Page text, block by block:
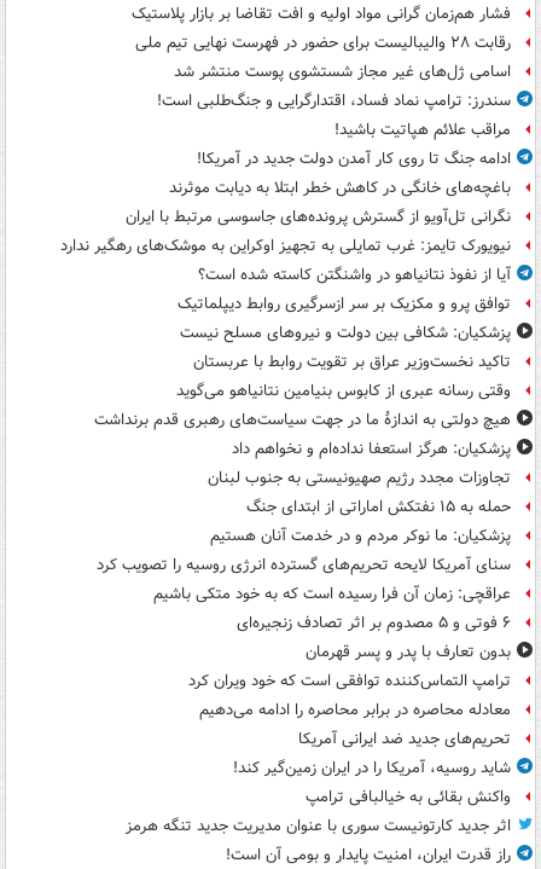
فشار هم‌زمان گرانی مواد اولیه و افت تقاضا بر بازار پلاستیک
رقابت ۲۸ والیبالیست برای حضور در فهرست نهایی تیم ملی
اسامی ژل‌های غیر مجاز شستشوی پوست منتشر شد
سندرز: ترامپ نماد فساد، اقتدارگرایی و جنگ‌طلبی است!
مراقب علائم هپاتیت باشید!
ادامه جنگ تا روی کار آمدن دولت جدید در آمریکا!
باغچه‌های خانگی در کاهش خطر ابتلا به دیابت موثرند
نگرانی تل‌آویو از گسترش پرونده‌های جاسوسی مرتبط با ایران
نیویورک تایمز: غرب تمایلی به تجهیز اوکراین به موشک‌های رهگیر ندارد
آیا از نفوذ نتانیاهو در واشنگتن کاسته شده است؟
توافق پرو و مکزیک بر سر ازسرگیری روابط دیپلماتیک
پزشکیان: شکافی بین دولت و نیروهای مسلح نیست
تاکید نخست‌وزیر عراق بر تقویت روابط با عربستان
وقتی رسانه عبری از کابوس بنیامین نتانیاهو می‌گوید
هیچ دولتی به اندازۀ ما در جهت سیاست‌های رهبری قدم برنداشت
پزشکیان: هرگز استعفا نداده‌ام و نخواهم داد
تجاوزات مجدد رژیم صهیونیستی به جنوب لبنان
حمله به ۱۵ نفتکش‌ اماراتی از ابتدای جنگ
پزشکیان: ما نوکر مردم و در خدمت آنان هستیم
سنای آمریکا لایحه تحریم‌های گسترده انرژی روسیه را تصویب کرد
عراقچی: زمان آن فرا رسیده است که به خود متکی باشیم
۶ فوتی و ۵ مصدوم بر اثر تصادف زنجیره‌ای
بدون تعارف با پدر و پسر قهرمان
ترامپ التماس‌کننده توافقی است که خود ویران کرد
معادله محاصره در برابر محاصره را ادامه می‌دهیم
تحریم‌های جدید ضد ایرانی آمریکا
شاید روسیه، آمریکا را در ایران زمین‌گیر کند!
واکنش بقائی به خیالبافی ترامپ
اثر جدید کارتونیست سوری با عنوان مدیریت جدید تنگه هرمز
راز قدرت ایران، امنیت پایدار و بومی آن است!